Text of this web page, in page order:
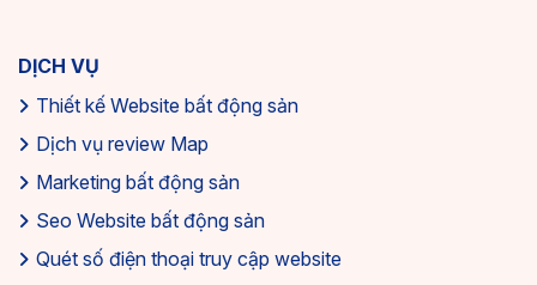
DỊCH VỤ
Thiết kế Website bất động sản
Dịch vụ review Map
Marketing bất động sản
Seo Website bất động sản
Quét số điện thoại truy cập website